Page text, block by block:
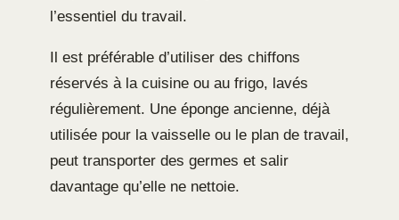
l’essentiel du travail.
Il est préférable d’utiliser des chiffons
réservés à la cuisine ou au frigo, lavés
régulièrement. Une éponge ancienne, déjà
utilisée pour la vaisselle ou le plan de travail,
peut transporter des germes et salir
davantage qu’elle ne nettoie.